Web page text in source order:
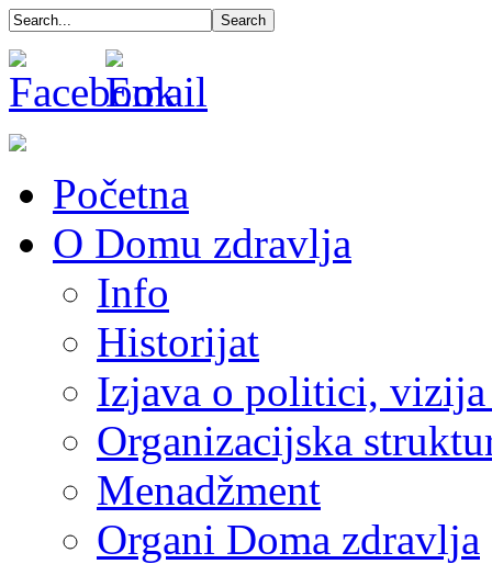
Početna
O Domu zdravlja
Info
Historijat
Izjava o politici,
Organizacijska
Menadžment
Organi Doma zdravlja